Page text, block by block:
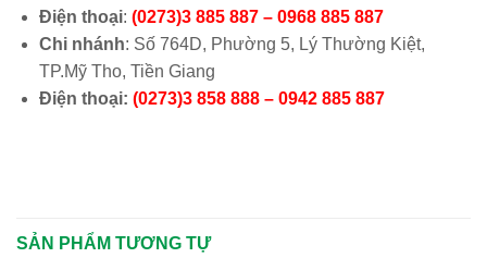
Điện thoại: (0273)3 885 887 – 0968 885 887
Chi nhánh: Số 764D, Phường 5, Lý Thường Kiệt,
TP.Mỹ Tho, Tiền Giang
Điện thoại: (0273)3 858 888 – 0942 885 887
SẢN PHẨM TƯƠNG TỰ